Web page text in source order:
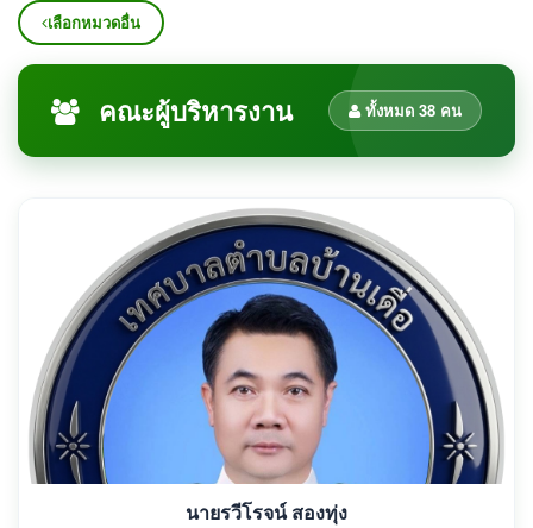
เลือกหมวดอื่น
คณะผู้บริหารงาน ทั้งหมด 38 คน
นายรวีโรจน์ สองทุ่ง